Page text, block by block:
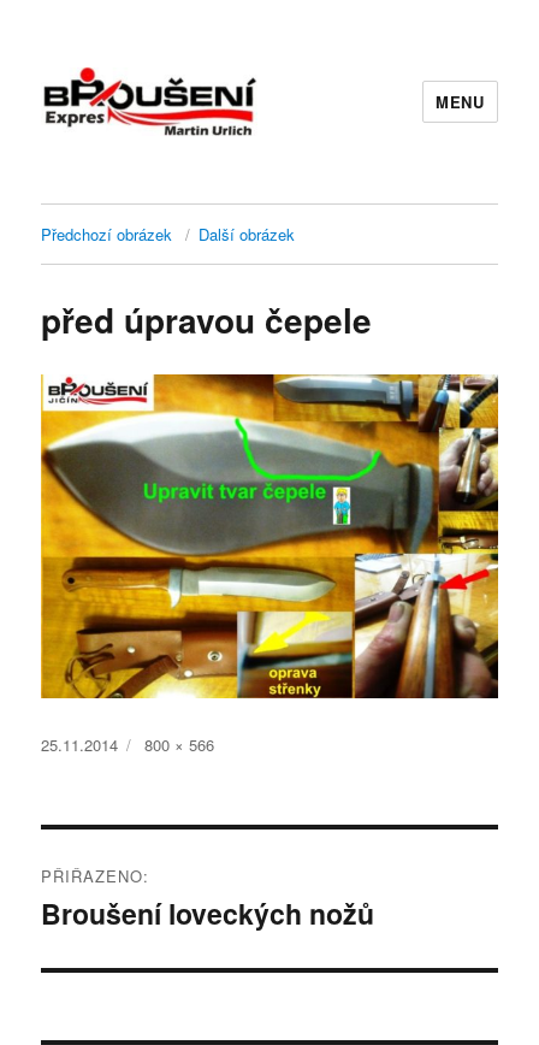
MENU
Předchozí obrázek Další obrázek
před úpravou čepele
Publikováno:
25.11.2014
Původní
800 × 566
pro
PŘIŘAZENO:
Broušení loveckých nožů